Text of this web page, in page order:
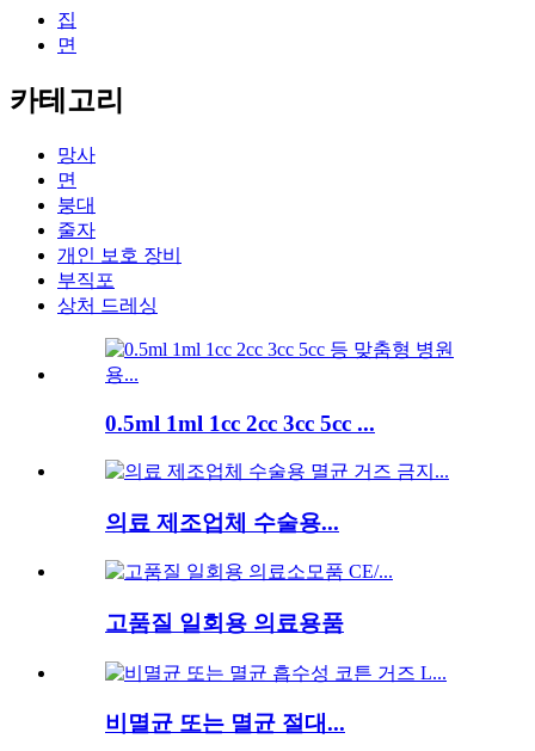
집
면
카테고리
망사
면
붕대
줄자
개인 보호 장비
부직포
상처 드레싱
0.5ml 1ml 1cc 2cc 3cc 5cc ...
의료 제조업체 수술용...
고품질 일회용 의료용품
비멸균 또는 멸균 절대...